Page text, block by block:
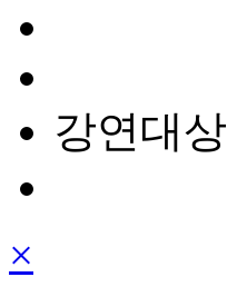
강연대상
×